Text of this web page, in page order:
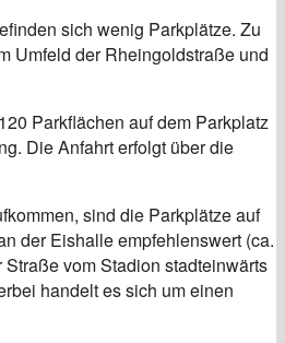
sich wenig Parkplätze. Zu
Umfeld der Rheingoldstraße und
Parkflächen auf dem Parkplatz
Die Anfahrt erfolgt über die
sind die Parkplätze auf
der Eishalle empfehlenswert (ca.
vom Stadion stadteinwärts
handelt es sich um einen